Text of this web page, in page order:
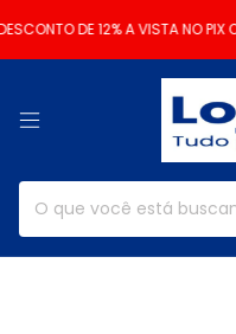
DE 12% A VISTA NO PIX